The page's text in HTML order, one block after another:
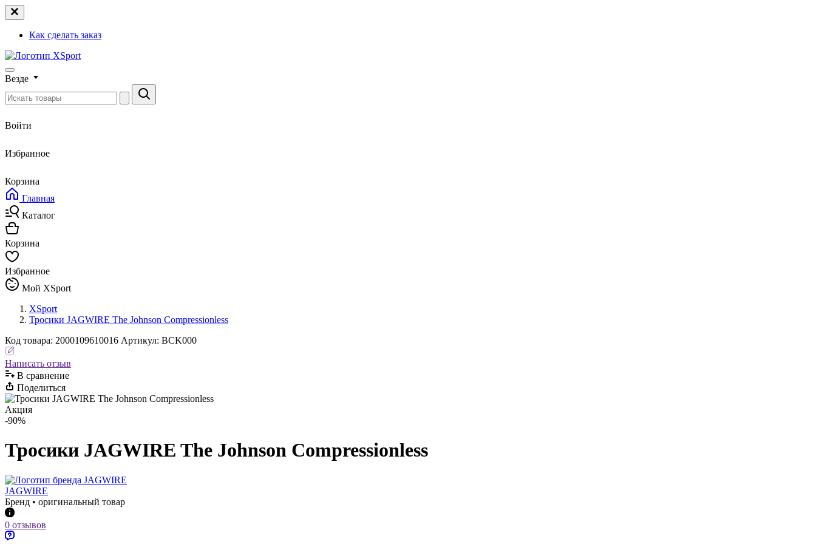
Как сделать заказ
Везде
Войти
Избранное
Корзина
Главная
Каталог
Корзина
Избранное
Мой XSport
XSport
Тросики JAGWIRE The Johnson Compressionless
Код товара: 2000109610016 Артикул: BCK000
Написать отзыв
В сравнениe
Поделиться
Акция
-90%
Тросики JAGWIRE The Johnson Compressionless
JAGWIRE
Бренд • оригинальный товар
0 отзывов